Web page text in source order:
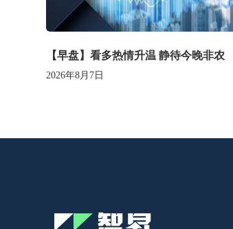
【早盘】看多热情升温 静待今晚非农
2026年8月7日